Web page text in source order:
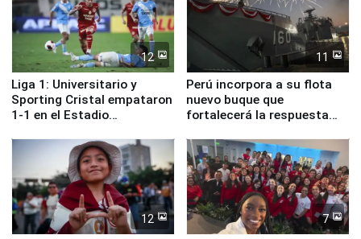
12
Liga 1: Universitario y
Sporting Cristal empataron
1-1 en el Estadio
11
Perú incorpora a su flota
nuevo buque que
fortalecerá la respuesta
12 7